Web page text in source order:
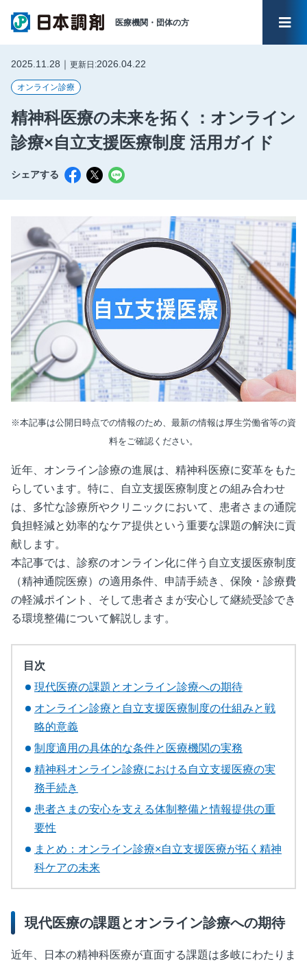
医療機関・ 団体の方 メ
2025.11.28｜ 更新日:2026.04.22
オンライン診療
精神科医療の未来を拓く：オンライン
診療×自立支援医療制度 活用ガイド
シェアする
※本記事は公開日時点での情報のため、最新の情報は厚生労働省等の資
料をご確認ください。
近年、オンライン診療の進展は、精神科医療に変革をもた
らしています。特に、自立支援医療制度との組み合わせ
は、多忙な診療所やクリニックにおいて、患者さまの通院
負担軽減と効率的なケア提供という重要な課題の解決に貢
献します。
本記事では、診察のオンライン化に伴う自立支援医療制度
（精神通院医療）の適用条件、申請手続き、保険・診療費
の軽減ポイント、そして患者さまが安心して継続受診でき
る環境整備について解説します。
目次
現代医療の課題とオンライン診療への期待
オンライン診療と自立支援医療制度の仕組みと戦
略的意義
制度適用の具体的な条件と医療機関の実務
精神科オンライン診療における自立支援医療の実
務手続き
患者さまの安心を支える体制整備と情報提供の重
要性
まとめ：オンライン診療×自立支援医療が拓く精神
科ケアの未来
現代医療の課題とオンライン診療への期待
近年、日本の精神科医療が直面する課題は多岐にわたりま